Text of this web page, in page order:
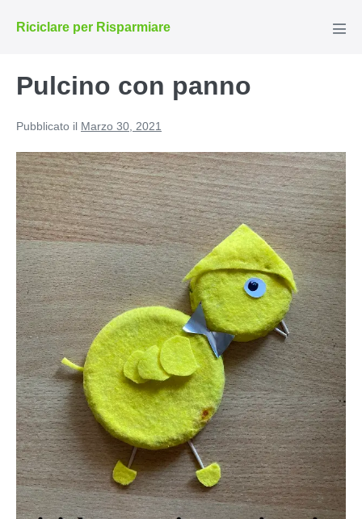
Riciclare per Risparmiare
Pulcino con panno
Pubblicato il Marzo 30, 2021